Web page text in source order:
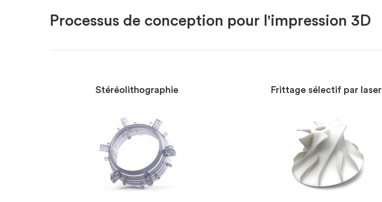
Processus de conception pour l'impression 3D
Stéréolithographie Frittage sélectif par laser